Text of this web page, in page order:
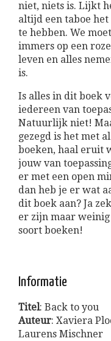
niet, niets is. Lijkt
altijd een taboe
te hebben. We
immers op een
leven en alles
is.
Is alles in dit boek
iedereen van
Natuurlijk niet!
gezegd is het met
boeken, haal eruit
jouw van
er met een open
dan heb je er wat
dit boek aan? Ja
er zijn maar
soort boeken!
Informatie
Titel: Back to you
Auteur: Xaviera
Laurens Mischner